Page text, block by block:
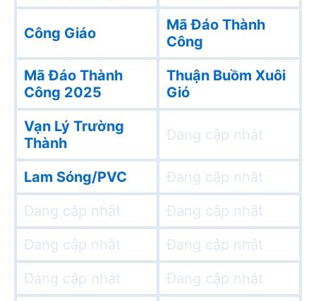
Công Giáo
Mã Đáo Thành
Công
Mã Đáo Thành
Công 2025
Thuận Buồm Xuôi
Gió
Vạn Lý Trường
Thành
Đang cập nhật
Lam Sóng/PVC
Đang cập nhật
Đang cập nhật
Đang cập nhật
Đang cập nhật
Đang cập nhật
Đang cập nhật
Đang cập nhật